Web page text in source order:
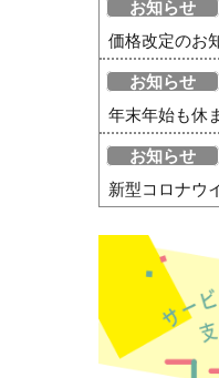
お知らせ
価格改定のお
お知らせ
年末年始も休
お知らせ
新型コロナウ